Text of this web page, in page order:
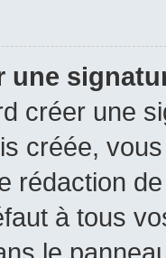
une
créer une
créée,
rédaction
à tous
le